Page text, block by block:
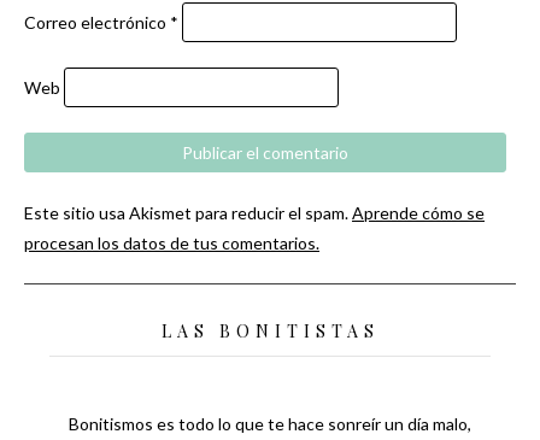
Correo electrónico *
Web
Este sitio usa Akismet para reducir el spam.Aprende cómo se
procesan los datos de tus comentarios.
LAS BONITISTAS
Bonitismos es todo lo que te hace sonreír un día malo,